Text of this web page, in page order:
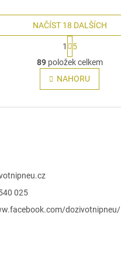
O
v
l
á
ý
NAČÍST 18 DALŠÍCH
t
r
á
n
k
v
1
5
89položek celkem
NAHORU
025
dozivotnipneu/